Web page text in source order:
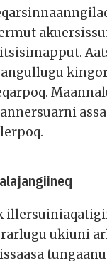
angullugu
ukiuni